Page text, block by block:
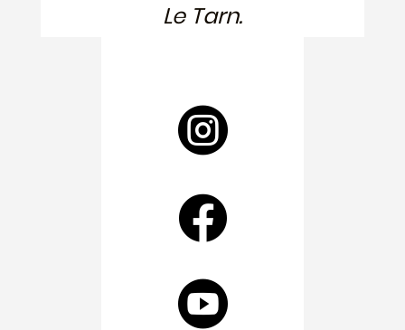
Le Tarn.


